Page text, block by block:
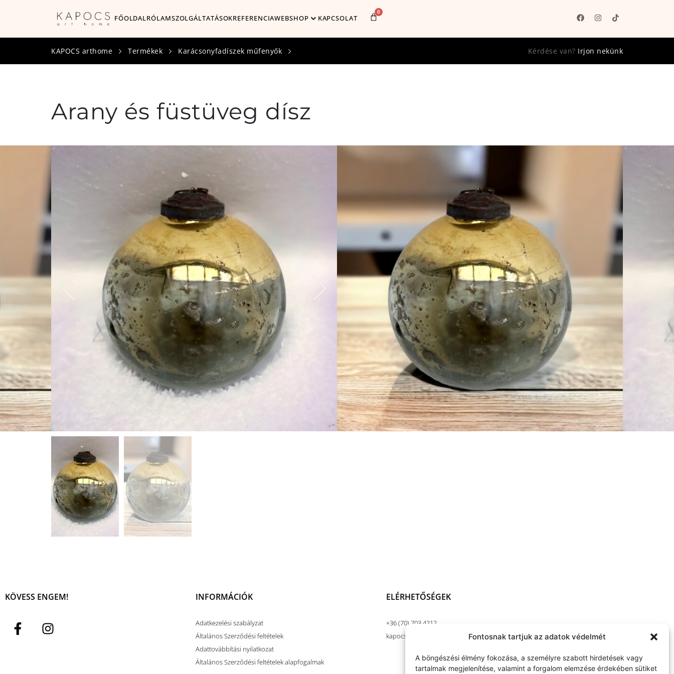
Fontosnak tartjuk az adatok védelmét
A böngészési élmény fokozása, a személyre szabott hirdetések vagy
tartalmak megjelenítése, valamint a forgalom elemzése érdekében sütiket
FŐOLDALRÓLAMSZOLGÁLTATÁSOKREFERENCIAWEBSHOP KAPCSOLAT
0
KAPOCS arthome Termékek Karácsonyfadíszek műfenyők Kérdése van? Irjon nekünk
Arany és füstüveg dísz
3,990Ft
KOSÁRBA TESZEM
EGYEDI DARABOK, ÁRNYALATBELI KÜLÖNBSÉGEK VANNAK
KÖVESS ENGEM! INFORMÁCIÓK
Adatkezelési szabályzat
Általános Szerződési feltételek
Adattovábbítási nyilatkozat
Általános Szerződési feltételek alapfogalmak
ELÉRHETŐSÉGEK
+36 (70) 703 4212
kapocsart@kapocsarthome.com